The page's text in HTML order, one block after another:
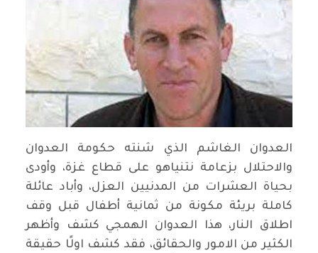
العدوان الغاشم الذي شنته حكومة العدوان
والاحتلال بزعامة نتنياهو على قطاع غزة، وأودى
بحياة العشرات من المدنيين العزل، وأباد عائلة
كاملة بريئة مكونة من ثمانية أطفال قبل وقف
اطلاق النار، هذا العدوان الهمجي كشف وأظهر
الكثير من الامور والحقائق، فقد كشف اولًا حقيقة